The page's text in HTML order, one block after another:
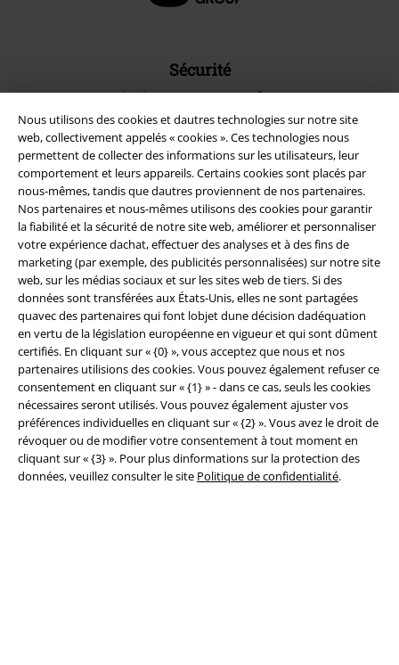
Nous utilisons des cookies et dautres technologies sur notre site
web, collectivement appelés « cookies ». Ces technologies nous
permettent de collecter des informations sur les utilisateurs, leur
comportement et leurs appareils. Certains cookies sont placés par
nous-mêmes, tandis que dautres proviennent de nos partenaires.
Nos partenaires et nous-mêmes utilisons des cookies pour garantir
la fiabilité et la sécurité de notre site web, améliorer et personnaliser
votre expérience dachat, effectuer des analyses et à des fins de
marketing (par exemple, des publicités personnalisées) sur notre site
web, sur les médias sociaux et sur les sites web de tiers. Si des
données sont transférées aux États-Unis, elles ne sont partagées
quavec des partenaires qui font lobjet dune décision dadéquation
en vertu de la législation européenne en vigueur et qui sont dûment
certifiés. En cliquant sur « {0} », vous acceptez que nous et nos
partenaires utilisions des cookies. Vous pouvez également refuser ce
consentement en cliquant sur « {1} » - dans ce cas, seuls les cookies
nécessaires seront utilisés. Vous pouvez également ajuster vos
préférences individuelles en cliquant sur « {2} ». Vous avez le droit de
révoquer ou de modifier votre consentement à tout moment en
cliquant sur « {3} ». Pour plus dinformations sur la protection des
données, veuillez consulter le site Politique de confidentialité.
Sécurité
Légal
Conditions générales
Éditeur
Clauses de confidentialité
Élimination des déchets et protection de l'environnement